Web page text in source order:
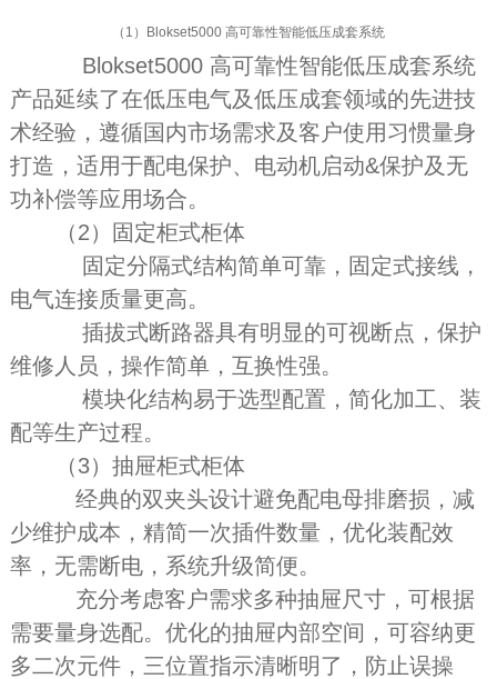
（1）Blokset5000 高可靠性智能低压成套系统
Blokset5000 高可靠性智能低压成套系统
产品延续了在低压电气及低压成套领域的先进技
术经验，遵循国内市场需求及客户使用习惯量身
打造，适用于配电保护、电动机启动&保护及无
功补偿等应用场合。
（2）固定柜式柜体
固定分隔式结构简单可靠，固定式接线，
电气连接质量更高。
插拔式断路器具有明显的可视断点，保护
维修人员，操作简单，互换性强。
模块化结构易于选型配置，简化加工、装
配等生产过程。
（3）抽屉柜式柜体
经典的双夹头设计避免配电母排磨损，减
少维护成本，精简一次插件数量，优化装配效
率，无需断电，系统升级简便。
充分考虑客户需求多种抽屉尺寸，可根据
需要量身选配。优化的抽屉内部空间，可容纳更
多二次元件，三位置指示清晰明了，防止误操